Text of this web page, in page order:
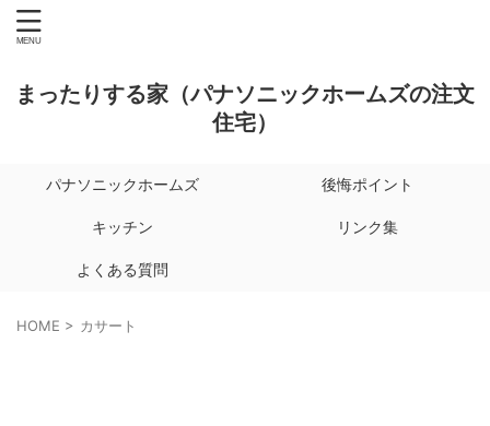
まったりする家（パナソニックホームズの注文
住宅）
パナソニックホームズ 後悔ポイント
キッチン リンク集
よくある質問
HOME > カサート